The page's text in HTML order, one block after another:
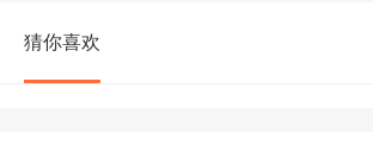
猜你喜欢